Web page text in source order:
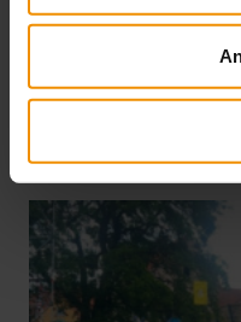
företagarnas villkor,
entreprenörskap och
resulterade i flera